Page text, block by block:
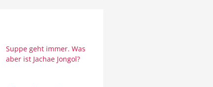
Suppe geht immer. Was
aber ist Jachae Jongol?